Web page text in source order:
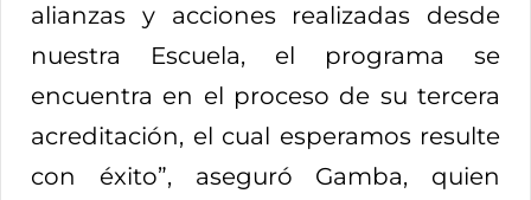
alianzas y acciones realizadas desde
nuestra Escuela, el programa se
encuentra en el proceso de su tercera
acreditación, el cual esperamos resulte
con éxito”, aseguró Gamba, quien